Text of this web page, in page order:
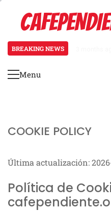
content
BREAKING NEWS
Primary
Menu
COOKIE POLICY
Última actualización:
Política de